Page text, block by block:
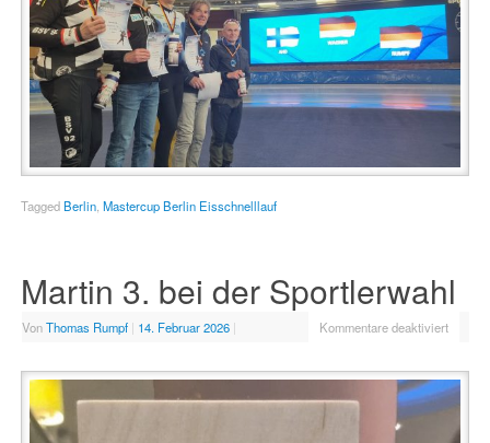
TaggedBerlin, Mastercup Berlin Eisschnelllauf
Martin 3. bei der Sportlerwahl
VonThomas Rumpf | 14. Februar 2026 | Kommentare deaktiviert